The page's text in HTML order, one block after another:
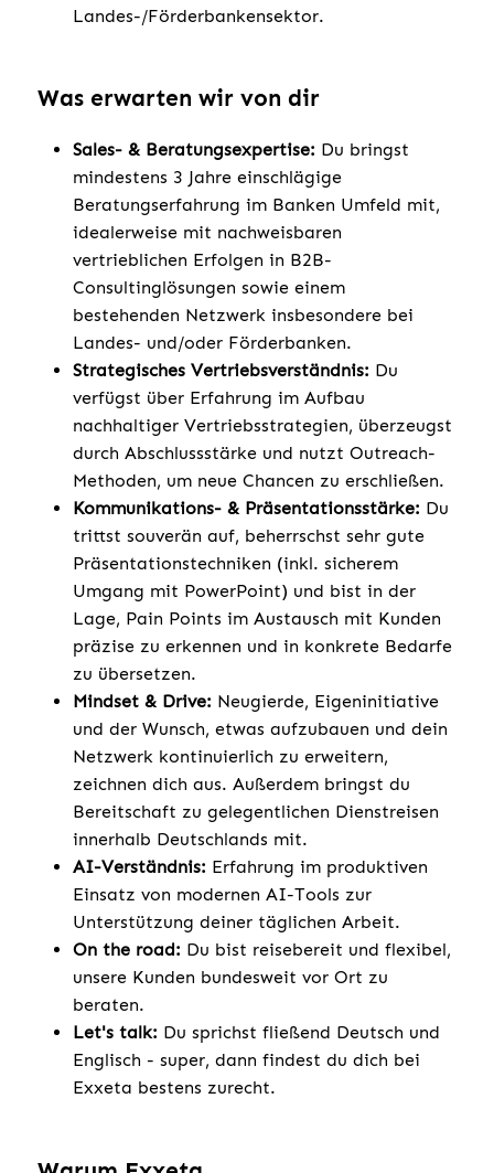
Landes-/Förderbankensektor.
Was erwarten wir von dir
Sales- & Beratungsexpertise: Du bringst
mindestens 3 Jahre einschlägige
Beratungserfahrung im Banken Umfeld mit,
idealerweise mit nachweisbaren
vertrieblichen Erfolgen in B2B-
Consultinglösungen sowie einem
bestehenden Netzwerk insbesondere bei
Landes- und/oder Förderbanken.
Strategisches Vertriebsverständnis: Du
verfügst über Erfahrung im Aufbau
nachhaltiger Vertriebsstrategien, überzeugst
durch Abschlussstärke und nutzt Outreach-
Methoden, um neue Chancen zu erschließen.
Kommunikations- & Präsentationsstärke: Du
trittst souverän auf, beherrschst sehr gute
Präsentationstechniken (inkl. sicherem
Umgang mit PowerPoint) und bist in der
Lage, Pain Points im Austausch mit Kunden
präzise zu erkennen und in konkrete Bedarfe
zu übersetzen.
Mindset & Drive: Neugierde, Eigeninitiative
und der Wunsch, etwas aufzubauen und dein
Netzwerk kontinuierlich zu erweitern,
zeichnen dich aus. Außerdem bringst du
Bereitschaft zu gelegentlichen Dienstreisen
innerhalb Deutschlands mit.
AI-Verständnis: Erfahrung im produktiven
Einsatz von modernen AI-Tools zur
Unterstützung deiner täglichen Arbeit.
On the road: Du bist reisebereit und flexibel,
unsere Kunden bundesweit vor Ort zu
beraten.
Let's talk: Du sprichst fließend Deutsch und
Englisch - super, dann findest du dich bei
Exxeta bestens zurecht.